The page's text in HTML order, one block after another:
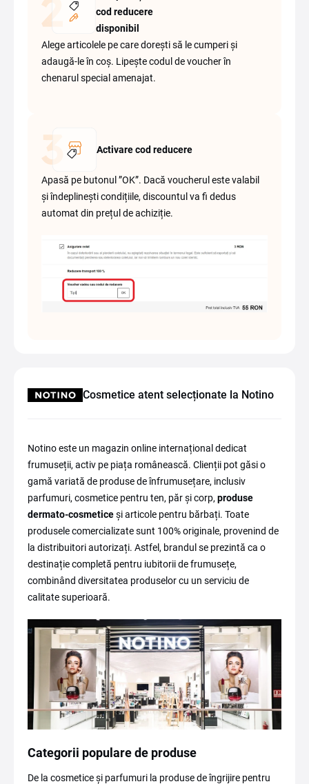
cod reducere
disponibil
Alege articolele pe care dorești să le cumperi și
adaugă-le în coș. Lipește codul de voucher în
chenarul special amenajat.
Activare cod reducere
Apasă pe butonul ”OK”. Dacă voucherul este valabil
și îndeplinești condițiile, discountul va fi dedus
automat din prețul de achiziție.
Cosmetice atent selecționate la Notino
Notino este un magazin online internațional dedicat
frumuseții, activ pe piața românească. Clienții pot găsi o
gamă variată de produse de înfrumusețare, inclusiv
parfumuri, cosmetice pentru ten, păr și corp, produse
dermato-cosmeticeși articole pentru bărbați. Toate
produsele comercializate sunt 100% originale, provenind de
la distribuitori autorizați. Astfel, brandul se prezintă ca o
destinație completă pentru iubitorii de frumusețe,
combinând diversitatea produselor cu un serviciu de
calitate superioară.
Categorii populare de produse
De la cosmetice și parfumuri la produse de îngrijire pentru